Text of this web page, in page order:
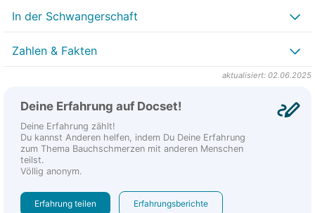
In der Schwangerschaft
Zahlen & Fakten
aktualisiert: 02.06.2025
Deine Erfahrung auf Docset!
Deine Erfahrung zählt!
Du kannst Anderen helfen, indem Du Deine Erfahrung
zum Thema Bauchschmerzen mit anderen Menschen
teilst.
Völlig anonym.
Erfahrung teilen Erfahrungsberichte